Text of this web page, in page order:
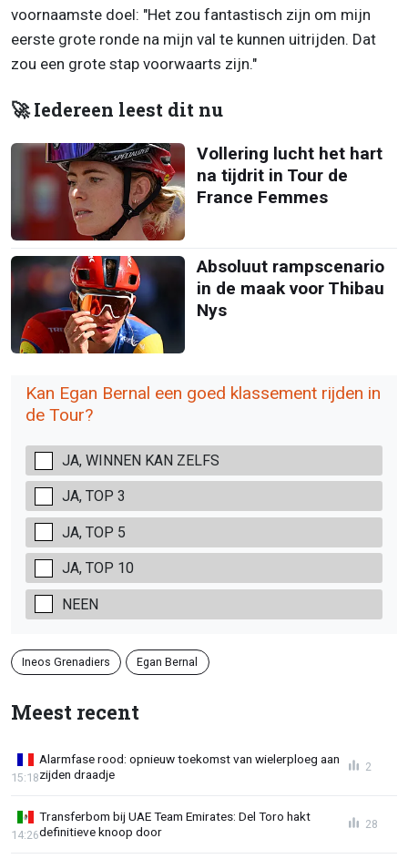
voornaamste doel: "Het zou fantastisch zijn om mijn
eerste grote ronde na mijn val te kunnen uitrijden. Dat
zou een grote stap voorwaarts zijn."
🚀 Iedereen leest dit nu
Vollering lucht het hart
na tijdrit in Tour de
France Femmes
Absoluut rampscenario
in de maak voor Thibau
Nys
Kan Egan Bernal een goed klassement rijden in
de Tour?
JA, WINNEN KAN ZELFS
JA, TOP 3
JA, TOP 5
JA, TOP 10
NEEN
Ineos Grenadiers Egan Bernal
Meest recent
Alarmfase rood: opnieuw toekomst van wielerploeg aan
zijden draadje
15:18
2
Transferbom bij UAE Team Emirates: Del Toro hakt
definitieve knoop door
14:26
28